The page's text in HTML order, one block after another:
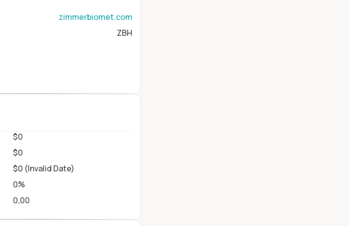
zimmerbiomet.com
ZBH
$0
$0
$0 (Invalid Date)
0%
0,00